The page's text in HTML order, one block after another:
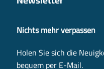
Nichts mehr verpassen
Holen Sie sich die
bequem per E-Mail.